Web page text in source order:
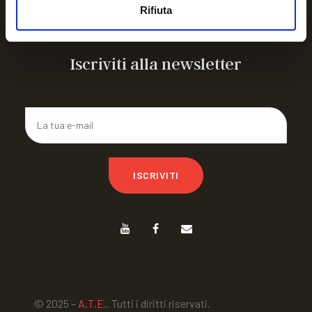
Rifiuta
ARTICOLIAMO a FIRENZE 26
Iscriviti alla newsletter
ISCRIVITI
© 2025 – A.T.E. . Tutti i diritti riservati.